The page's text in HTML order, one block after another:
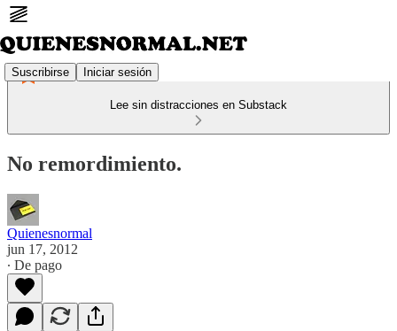
Suscribirse Iniciar sesión
Lee sin distracciones en Substack
No remordimiento.
Quienesnormal
jun 17, 2012
∙ De pago